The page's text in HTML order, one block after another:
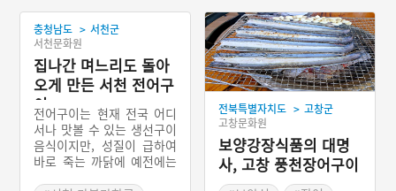
충청남도 > 서천군
서천문화원
집나간 며느리도 돌아
오게 만든 서천 전어구
이
전어구이는 현재 전국 어디
서나 맛볼 수 있는 생선구이
음식이지만, 성질이 급하여
바로 죽는 까닭에 예전에는
전북특별자치도 > 고창군
고창문화원
보양강장식품의 대명
사, 고창 풍천장어구이